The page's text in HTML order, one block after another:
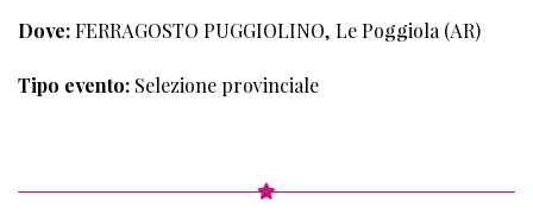
Dove:FERRAGOSTO PUGGIOLINO, Le Poggiola (AR)
Tipo evento: Selezione provinciale